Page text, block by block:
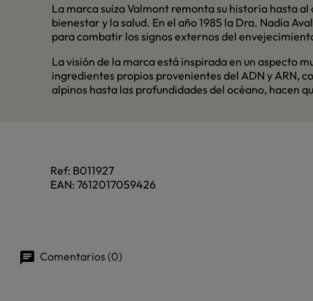
La marca suiza Valmont remonta su historia hasta
bienestar y la salud. En el año 1985 la Dra. Nadia
para combatir los signos externos del
La visión de la marca está inspirada en un aspecto
ingredientes propios provenientes del ADN y ARN,
alpinos hasta las profundidades del océano, hacen
Ref: B011927
EAN: 7612017059426
Comentarios (0)